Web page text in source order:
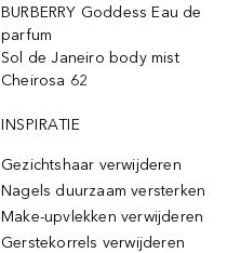
BURBERRY Goddess Eau de
parfum
Sol de Janeiro body mist
Cheirosa 62
INSPIRATIE
Gezichtshaar verwijderen
Nagels duurzaam versterken
Make-upvlekken verwijderen
Gerstekorrels verwijderen